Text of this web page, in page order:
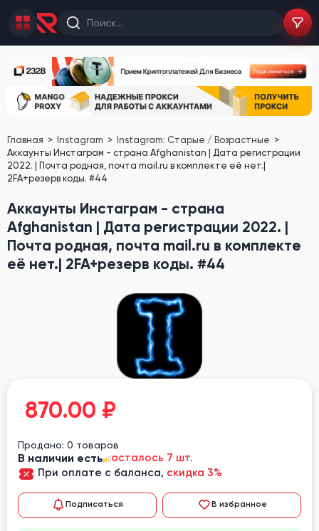
Главная Instagram
Instagram: Старые / Возрастные
Аккаунты Инстаграм - страна Afghanistan | Дата регистрации
2022. | Почта родная, почта mail.ru в комплекте её нет.|
2FA+резерв коды. #44
Аккаунты Инстаграм - страна
Afghanistan | Дата регистрации 2022. |
Почта родная, почта mail.ru в комплекте
её нет.| 2FA+резерв коды. #44
870.00 ₽
Продано: 0 товаров
В наличии есть
осталось 7 шт.
При оплате с баланса, скидка 3%
Подписаться В избранное